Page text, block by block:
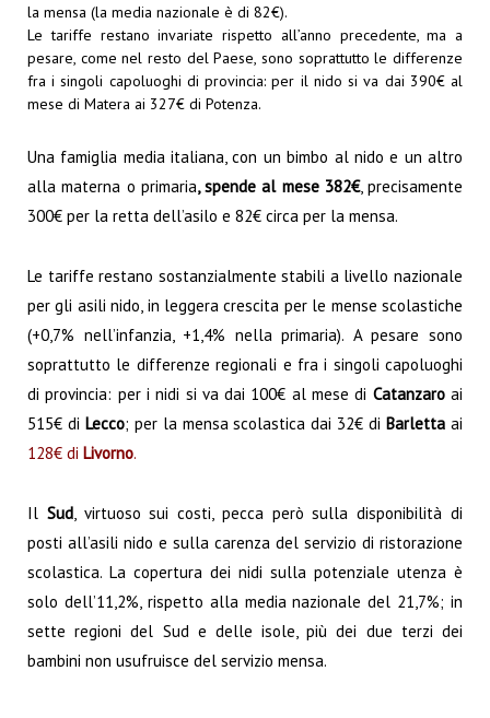
la mensa (la media nazionale è di 82€).
Le tariffe restano invariate rispetto all’anno precedente, ma a
pesare, come nel resto del Paese, sono soprattutto le differenze
fra i singoli capoluoghi di provincia: per il nido si va dai 390€ al
mese di Matera ai 327€ di Potenza.
Una famiglia media italiana, con un bimbo al nido e un altro
alla materna o primaria, spende al mese 382€, precisamente
300€ per la retta dell’asilo e 82€ circa per la mensa.
Le tariffe restano sostanzialmente stabili a livello nazionale
per gli asili nido, in leggera crescita per le mense scolastiche
(+0,7% nell’infanzia, +1,4% nella primaria). A pesare sono
soprattutto le differenze regionali e fra i singoli capoluoghi
di provincia: per i nidi si va dai 100€ al mese di Catanzaroai
515€ di Lecco; per la mensa scolastica dai 32€ diBarletta ai
128€ di Livorno.
Il Sud, virtuoso sui costi, pecca però sulla disponibilità di
posti all’asili nido e sulla carenza del servizio di ristorazione
scolastica. La copertura dei nidi sulla potenziale utenza è
solo dell’11,2%, rispetto alla media nazionale del 21,7%; in
sette regioni del Sud e delle isole, più dei due terzi dei
bambini non usufruisce del servizio mensa.